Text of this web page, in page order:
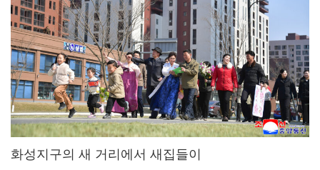
화성지구의 새 거리에서 새집들이